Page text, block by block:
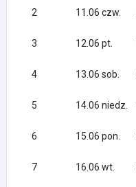
2 11.06 czw.
3 12.06 pt.
4 13.06 sob.
5 14.06 niedz.
6 15.06 pon.
7 16.06 wt.